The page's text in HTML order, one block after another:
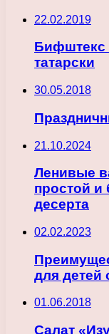
22.02.2019
Бифштекс
татарски
30.05.2018
21.10.2024
Ленивые
простой и
десерта
02.02.2023
для детей
01.06.2018
Салат